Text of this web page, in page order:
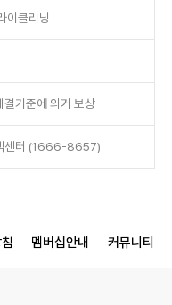
이클리닝
결기준에 의거 보상
센터 (1666-8657)
멤버십안내 커뮤니티